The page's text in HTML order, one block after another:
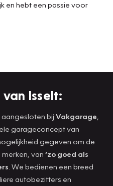
en hebt een passie voor
Isselt:
aangesloten bij Vakgarage
garageconcept van
gegeven om de
van ‘zo goed als
. We bedienen een breed
autobezitters en